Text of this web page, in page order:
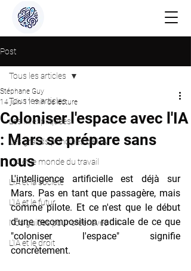
Post
Tous les articles
Les IA expliquées
Les grands principes de l'IA
L'IA et le monde du travail
L'IA et la société
L'IA et le futur
Nos guides pour créer avec l'IA
L'IA et le droit
Tous les articles
Coloniser l'espace avec l'IA
: Mars se prépare sans
nous
Stéphane Guy
14 juin 11 min de lecture
L'intelligence artificielle est déjà sur
Mars. Pas en tant que passagère, mais
comme pilote. Et ce n'est que le début
d'une recomposition radicale de ce que
"coloniser l'espace" signifie
concrètement.